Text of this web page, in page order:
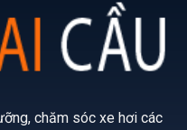
chăm sóc xe hơi các